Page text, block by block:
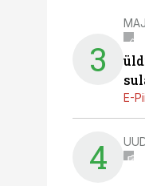
3
E-
4